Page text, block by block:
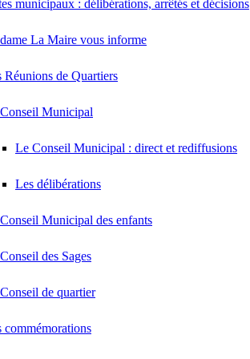
municipaux : délibérations, arrêtés et décisions
La Maire vous informe
Réunions de Quartiers
Municipal
Le Conseil Municipal : direct et rediffusions
Les délibérations
Municipal des enfants
des Sages
de quartier
commémorations